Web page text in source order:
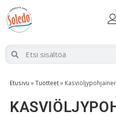
Etusivu »Tuotteet»